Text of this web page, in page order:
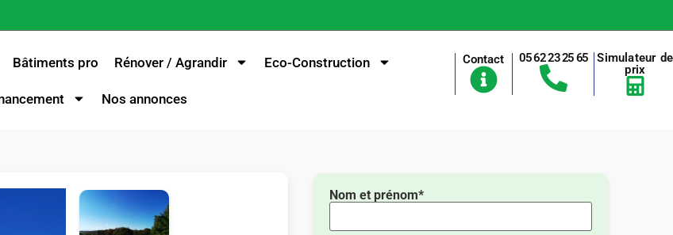
Bâtiments pro Rénover / Agrandir Eco-Construction
Nos annonces
Contact 05 62 23 25 65
Simulateur de
prix
Nom et prénom*